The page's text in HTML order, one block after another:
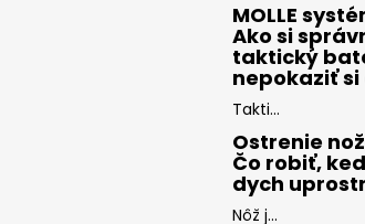
MOLLE
Ako si
taktický
nepokaziť
Takti...
Ostrenie
Čo robiť,
dych
Nôž j...